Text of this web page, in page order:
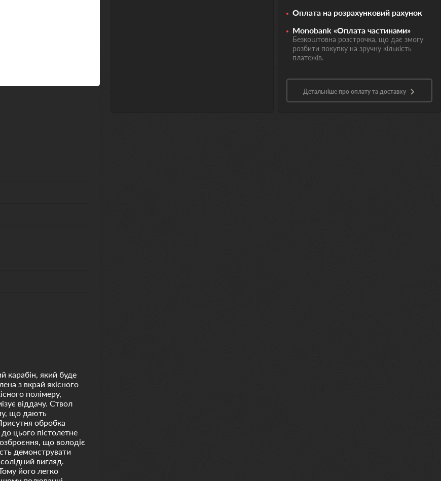
карабін, який буде
з вкрай якісного
полімеру,
віддачу. Ствол
що дають
обробка
цього пістолетне
що володіє
демонструвати
вигляд.
його легко
Оплата на розрахунковий рахунок
Monobank «Оплата частинами»
Безкоштовна розстрочка, що дає змогу
розбити покупку на зручну кількість
платежів.
Детальніше про оплату та доставку